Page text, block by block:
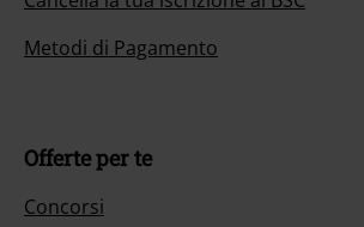
Metodi di Pagamento
Offerte per te
Concorsi